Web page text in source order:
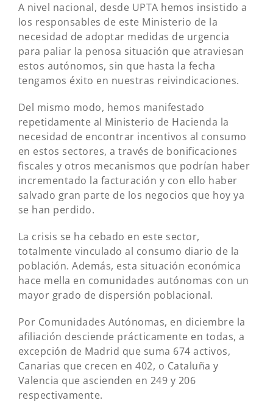
A nivel nacional, desde UPTA hemos insistido a
los responsables de este Ministerio de la
necesidad de adoptar medidas de urgencia
para paliar la penosa situación que atraviesan
estos autónomos, sin que hasta la fecha
tengamos éxito en nuestras reivindicaciones.
Del mismo modo, hemos manifestado
repetidamente al Ministerio de Hacienda la
necesidad de encontrar incentivos al consumo
en estos sectores, a través de bonificaciones
fiscales y otros mecanismos que podrían haber
incrementado la facturación y con ello haber
salvado gran parte de los negocios que hoy ya
se han perdido.
La crisis se ha cebado en este sector,
totalmente vinculado al consumo diario de la
población. Además, esta situación económica
hace mella en comunidades autónomas con un
mayor grado de dispersión poblacional.
Por Comunidades Autónomas, en diciembre la
afiliación desciende prácticamente en todas, a
excepción de Madrid que suma 674 activos,
Canarias que crecen en 402, o Cataluña y
Valencia que ascienden en 249 y 206
respectivamente.